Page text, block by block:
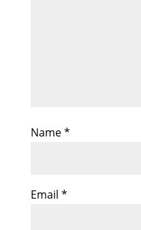
Name*
Email *